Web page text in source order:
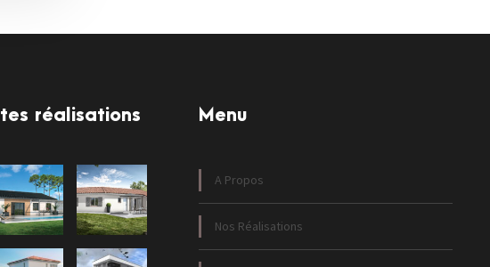
réalisations Menu
A Propos
Nos Réalisations